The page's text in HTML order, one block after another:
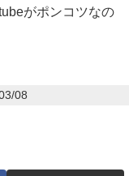
がポンコツなの
08